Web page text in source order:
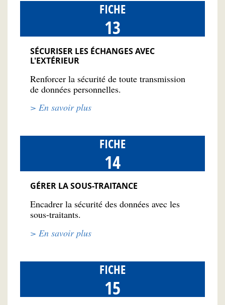
FICHE
13
SÉCURISER LES ÉCHANGES AVEC
L'EXTÉRIEUR
Renforcer la sécurité de toute transmission
de données personnelles.
> En savoir plus
FICHE
14
GÉRER LA SOUS-TRAITANCE
Encadrer la sécurité des données avec les
sous-traitants.
> En savoir plus
FICHE
15